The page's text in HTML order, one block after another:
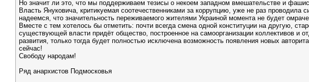
Но значит ли это, что мы поддерживаем тезисы о некоем западном вмешательстве и
Власть Януковича, критикуемая соотечественниками за коррупцию, уже не раз
надеемся, что значительность переживаемого жителями Украиной момента не будет
Вместе с тем хотелось бы отметить: почти всегда смена одной конституции на другую,
существующей власти придёт общество, построенное на самоорганизации коллективов и
развития, только тогда будет полностью исключена возможность появления новых
сейчас!
Свободу народам!
Ряд анархистов Подмосковья